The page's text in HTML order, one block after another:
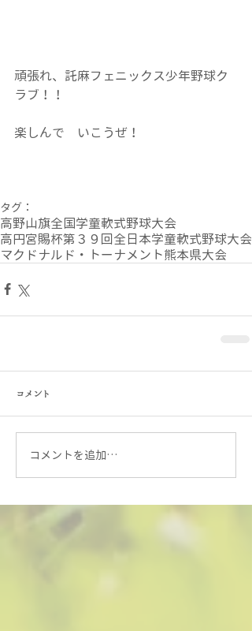
頑張れ、託麻フェニックス少年野球ク
ラブ！！
楽しんで　いこうぜ！
タグ：
高野山旗全国学童軟式野球大会
高円宮賜杯第３９回全日本学童軟式野球大会
マクドナルド・トーナメント熊本県大会
コメント
コメントを追加…